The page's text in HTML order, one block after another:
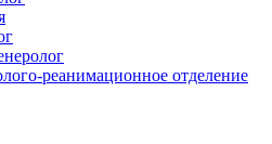
реанимационное отделение